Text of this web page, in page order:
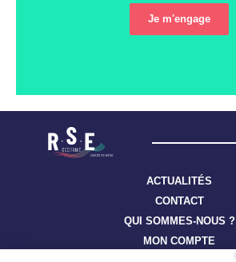
Je m'engage
ACTUALITÉS
CONTACT
QUI SOMMES-NOUS ?
MON COMPTE